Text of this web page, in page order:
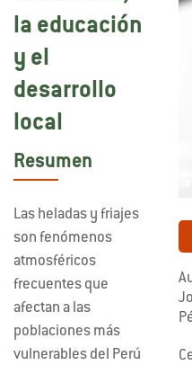
la educación
y el
desarrollo
local
Resumen
Las heladas y friajes
son fenómenos
atmosféricos
frecuentes que
afectan a las
poblaciones más
vulnerables del Perú